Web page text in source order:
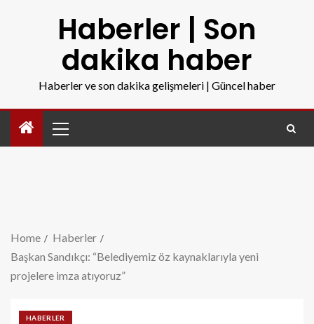
Haberler | Son
dakika haber
Haberler ve son dakika gelişmeleri | Güncel haber
Home
Haberler
Başkan Sandıkçı: “Belediyemiz öz kaynaklarıyla yeni
projelere imza atıyoruz”
HABERLER